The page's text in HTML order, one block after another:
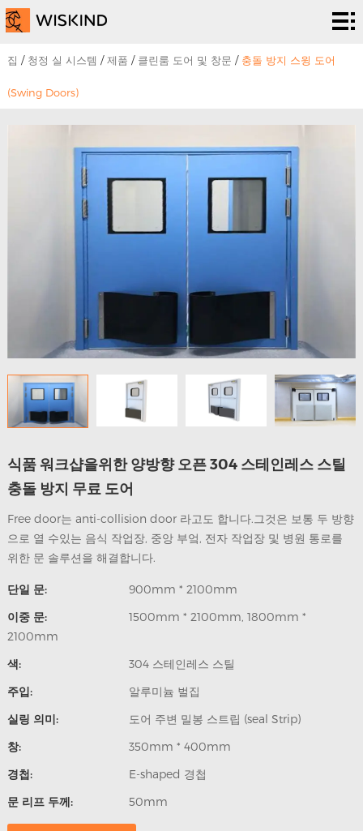
청
정
실
EPC
서비
솔
락
집 / 청정 실 시스템 /제품 / 클린룸 도어 및 창문 / 충돌 방지 스윙 도어
(Swing Doors)
식품 워크샵을위한 양방향 오픈 304 스테인레스 스틸
충돌 방지 무료 도어
Free door는 anti-collision door 라고도 합니다.그것은 보통 두 방향
으로 열 수있는 음식 작업장, 중앙 부엌, 전자 작업장 및 병원 통로를
위한 문 솔루션을 해결합니다.
단일 문:
900mm * 2100mm
이중 문:
1500mm * 2100mm, 1800mm *
2100mm
색:
304 스테인레스 스틸
주입:
알루미늄 벌집
실링 의미:
도어 주변 밀봉 스트립 (seal Strip)
창:
350mm * 400mm
경첩:
E-shaped 경첩
문 리프 두께:
50mm